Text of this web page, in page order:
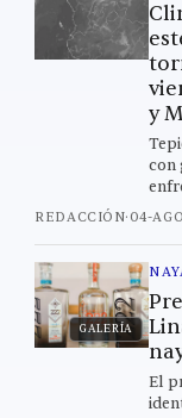
y
con
REDACCIÓN· 04-AGO
GALERÍA
El